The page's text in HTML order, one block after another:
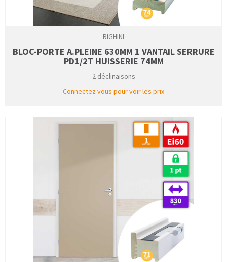
RIGHINI
BLOC-PORTE A.PLEINE 630MM 1 VANTAIL SERRURE
PD1/2T HUISSERIE 74MM
2 déclinaisons
Connectez vous pour voir les prix